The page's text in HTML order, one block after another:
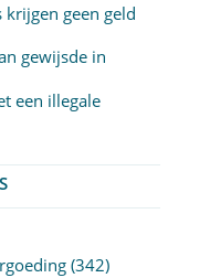
geen geld
gewijsde in
een illegale
(342)